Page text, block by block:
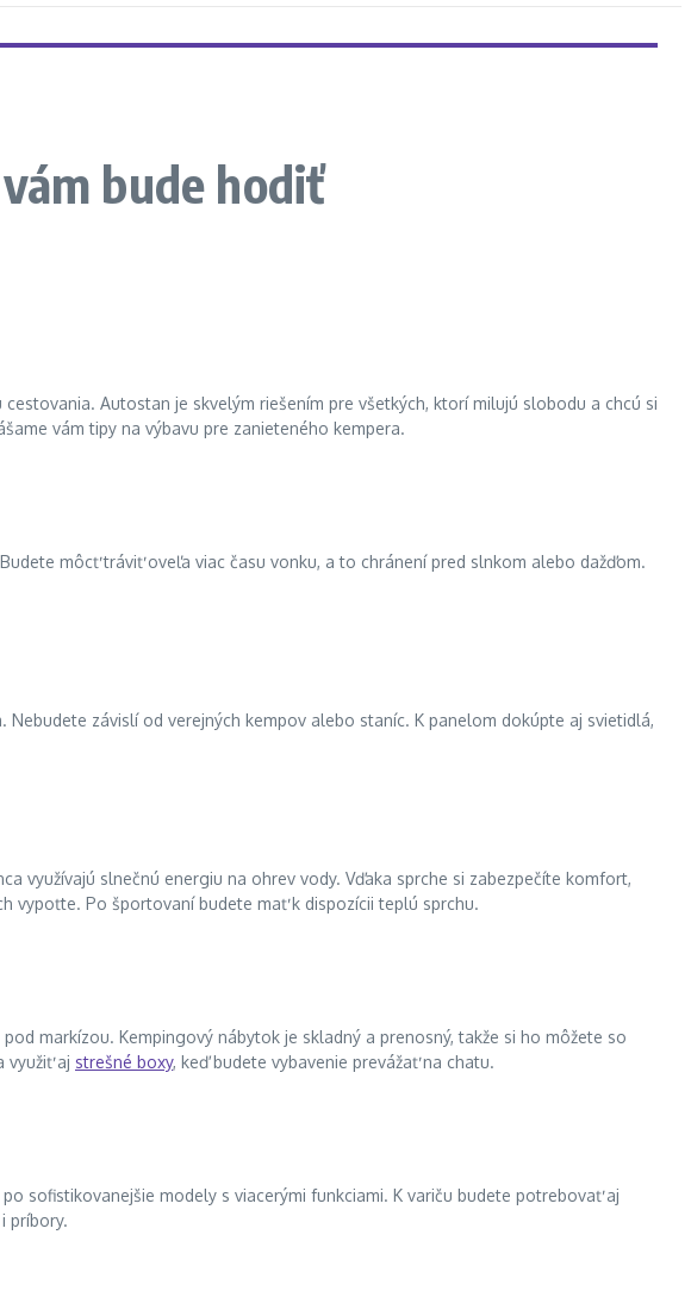
bude hodiť
Autostan je skvelým riešením pre všetkých, ktorí milujú slobodu a chcú si
vám tipy na výbavu pre zanieteného kempera.
môcť tráviť oveľa viac času vonku, a to chránení pred slnkom alebo dažďom.
závislí od verejných kempov alebo staníc. K panelom dokúpte aj svietidlá,
využívajú slnečnú energiu na ohrev vody. Vďaka sprche si zabezpečíte komfort,
vypoťte. Po športovaní budete mať k dispozícii teplú sprchu.
markízou. Kempingový nábytok je skladný a prenosný, takže si ho môžete so
využiť aj strešné boxy, keď budete vybavenie prevážať na chatu.
sofistikovanejšie modely s viacerými funkciami. K variču budete potrebovať aj
príbory.